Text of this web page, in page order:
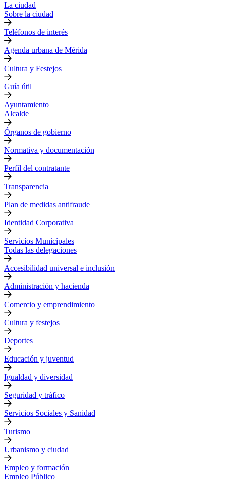
La ciudad
Sobre la ciudad
Teléfonos de interés
Agenda urbana de Mérida
Cultura y Festejos
Guía útil
Ayuntamiento
Alcalde
Órganos de gobierno
Normativa y documentación
Perfil del contratante
Transparencia
Plan de medidas antifraude
Identidad Corporativa
Servicios Municipales
Todas las delegaciones
Accesibilidad universal e inclusión
Administración y hacienda
Comercio y emprendimiento
Cultura y festejos
Deportes
Educación y juventud
Igualdad y diversidad
Seguridad y tráfico
Servicios Sociales y Sanidad
Turismo
Urbanismo y ciudad
Empleo y formación
Empleo Público